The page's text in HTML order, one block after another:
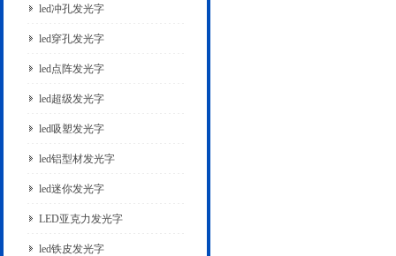
led冲孔发光字
led穿孔发光字
led点阵发光字
led超级发光字
led吸塑发光字
led铝型材发光字
led迷你发光字
LED亚克力发光字
led铁皮发光字